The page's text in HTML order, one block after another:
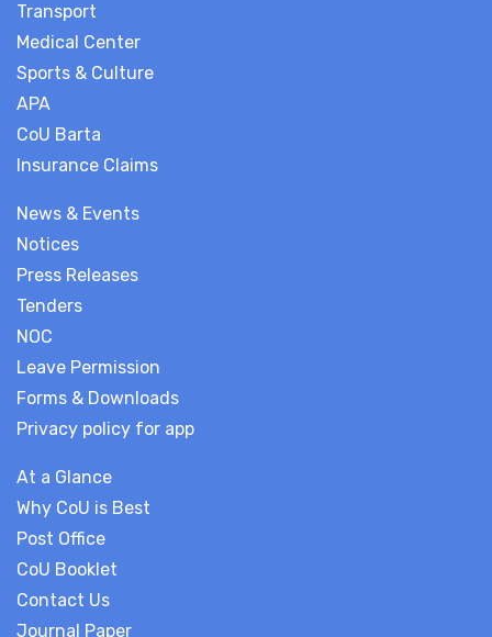
News & Events
Notices
Press Releases
Tenders
NOC
Leave Permission
Forms & Downloads
Privacy policy for app
At a Glance
Why CoU is Best
Post Office
CoU Booklet
Contact Us
Journal Paper
Transport
Medical Center
Sports & Culture
APA
CoU Barta
Insurance Claims